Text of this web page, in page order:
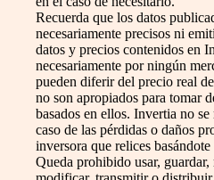
Recuerda que los datos
necesariamente precisos ni
datos y precios contenidos en
necesariamente por ningún
pueden diferir del precio real
no son apropiados para tomar
basados en ellos. Invertia no
caso de las pérdidas o daños
inversora que relices
Queda prohibido usar, guardar,